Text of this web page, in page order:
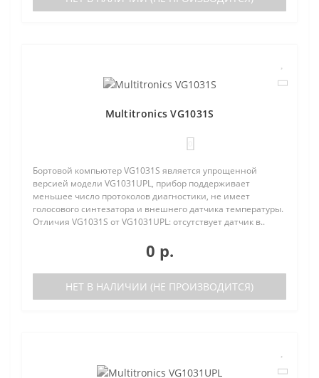
Multitronics VG1031S
Бортовой компьютер VG1031S является упрощенной
версией модели VG1031UPL, прибор поддерживает
меньшее число протоколов диагностики, не имеет
голосового синтезатора и внешнего датчика температуры.
Отличия VG1031S от VG1031UPL: отсутствует датчик в..
0 р.
НЕТ В НАЛИЧИИ (НЕ ПРОИЗВОДИТСЯ)